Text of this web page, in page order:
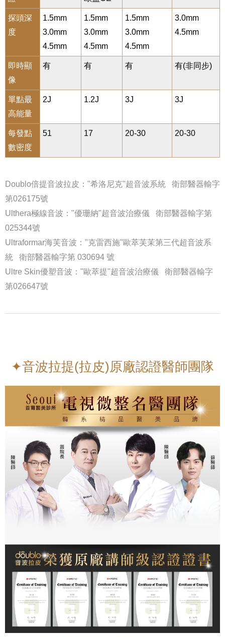
探頭深
度
1.5mm
3.0mm
4.5mm
1.5mm
3.0mm
4.5mm
1.5mm
3.0mm
4.5mm
3.0mm
4.5mm
即時顯
像
有 有 有 有(非同步)
單點最
高能量
2J 1.2J 3J 3J
每發點
數密度
51 17 20-30 20-30
Doublo倍提音波拉皮："希洛尼克"超音波系統 衛部醫器輸字
第026175號
Ulthera極線音波："優珊納"超音波治療儀 衛部醫器輸字第
025344號
Ultraformar海芙音波："克雷西施"歐萃芙茉第三代超音波系
統 衛部醫器輸字第 030694 號
Ultre Skin優塑音波："歐萃提"超音波治療儀 衛部醫器輸字
第026647號
✦音波拉提(拉皮)原廠認證醫師團隊